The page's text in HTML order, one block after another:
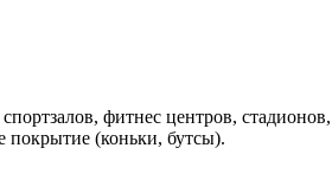
фитнес центров,
покрытие (коньки, бутсы).